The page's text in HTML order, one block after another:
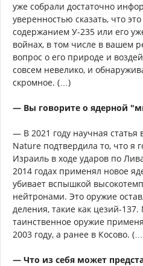
уже собрали достаточно
уверенностью сказать, что
содержанием У-235 или его
войнах, в том числе в вашем
вопрос о его природе и
совсем невелико, и
скромное. (…)
— Вы говорите о ядерной
— В 2021 году научная
Nature подтвердила то, что я
Израиль в ходе ударов по
2014 годах применял новое
убивает вспышкой
нейтронами. Это оружие
деления, такие как цезий-
таинственное оружие
2003 году, а ранее в Косово.
— Что из себя может